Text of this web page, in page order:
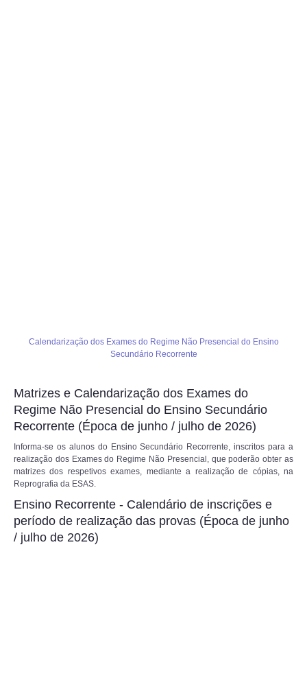
Calendarização dos Exames do Regime Não Presencial do Ensino
Secundário Recorrente
Matrizes e Calendarização dos Exames do
Regime Não Presencial do Ensino Secundário
Recorrente (Época de junho / julho de 2026)
Informa-se os alunos do Ensino Secundário Recorrente, inscritos para a
realização dos Exames do Regime Não Presencial, que poderão obter as
matrizes dos respetivos exames, mediante a realização de cópias, na
Reprografia da ESAS.
Ensino Recorrente - Calendário de inscrições e
período de realização das provas (Época de junho
/ julho de 2026)